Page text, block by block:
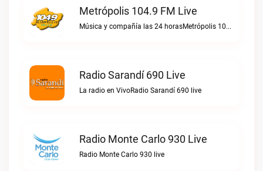
Metrópolis 104.9 FM Live
Música y compañía las 24 horasMetrópolis 104.9 FM live
Radio Sarandí 690 Live
La radio en VivoRadio Sarandí 690 live
Radio Monte Carlo 930 Live
Radio Monte Carlo 930 live